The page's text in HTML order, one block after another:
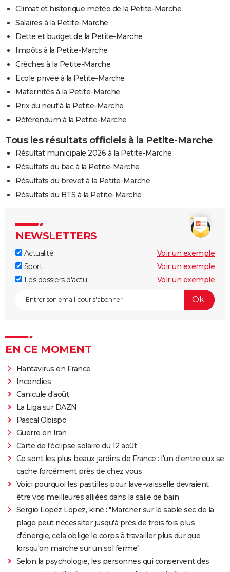
Climat et historique météo de la Petite-Marche
Salaires à la Petite-Marche
Dette et budget de la Petite-Marche
Impôts à la Petite-Marche
Crèches à la Petite-Marche
Ecole privée à la Petite-Marche
Maternités à la Petite-Marche
Prix du neuf à la Petite-Marche
Référendum à la Petite-Marche
Tous les résultats officiels à la Petite-Marche
Résultat municipale 2026 à la Petite-Marche
Résultats du bac à la Petite-Marche
Résultats du brevet à la Petite-Marche
Résultats du BTS à la Petite-Marche
NEWSLETTERS
Actualité
Voir un exemple
Sport
Voir un exemple
Les dossiers d'actu
Voir un exemple
EN CE MOMENT
Hantavirus en France
Incendies
Canicule d'août
La Liga sur DAZN
Pascal Obispo
Guerre en Iran
Carte de l'éclipse solaire du 12 août
Ce sont les plus beaux jardins de France : l'un d'entre eux se
cache forcément près de chez vous
Voici pourquoi les pastilles pour lave-vaisselle devraient
être vos meilleures alliées dans la salle de bain
Sergio Lopez Lopez, kiné : "Marcher sur le sable sec de la
plage peut nécessiter jusqu'à près de trois fois plus
d'énergie, cela oblige le corps à travailler plus dur que
lorsqu'on marche sur un sol ferme"
Selon la psychologie, les personnes qui conservent des